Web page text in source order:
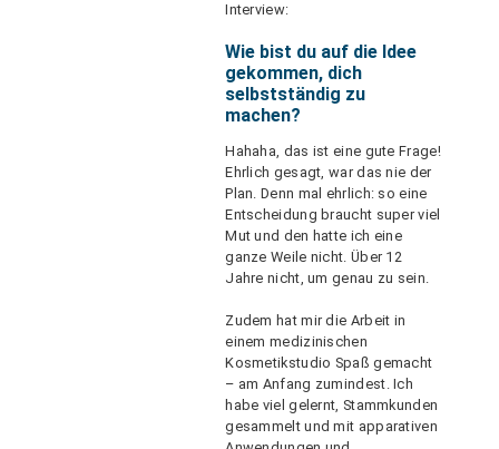
Interview:
Wie bist du auf die Idee
gekommen, dich
selbstständig zu
machen?
Hahaha, das ist eine gute Frage!
Ehrlich gesagt, war das nie der
Plan. Denn mal ehrlich: so eine
Entscheidung braucht super viel
Mut und den hatte ich eine
ganze Weile nicht. Über 12
Jahre nicht, um genau zu sein.
Zudem hat mir die Arbeit in
einem medizinischen
Kosmetikstudio Spaß gemacht
– am Anfang zumindest. Ich
habe viel gelernt, Stammkunden
gesammelt und mit apparativen